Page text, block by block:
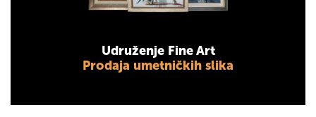
Udruženje Fine Art
Prodaja umetničkih slika